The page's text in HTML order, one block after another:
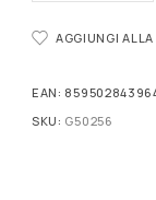
AGGIUNGI
EAN:
SKU: G50256